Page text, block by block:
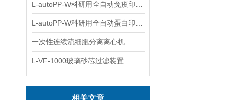
一次性连续流细胞分离离心机
L-VF-1000玻璃砂芯过滤装置
相关文章